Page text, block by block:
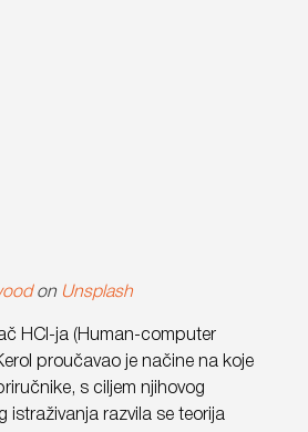
on Unsplash
HCI-ja (Human-computer
proučavao je načine na koje
s ciljem njihovog
istraživanja razvila se teorija